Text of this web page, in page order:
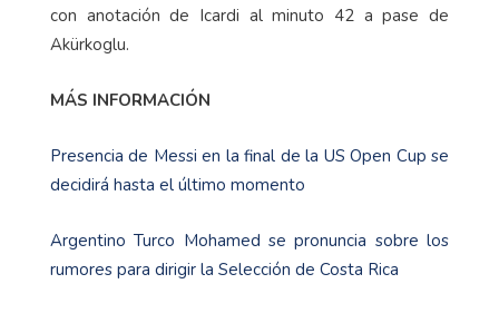
con anotación de Icardi al minuto 42 a pase de
Akürkoglu.
MÁS INFORMACIÓN
Presencia de Messi en la final de la US Open Cup se
decidirá hasta el último momento
Argentino Turco Mohamed se pronuncia sobre los
rumores para dirigir la Selección de Costa Rica